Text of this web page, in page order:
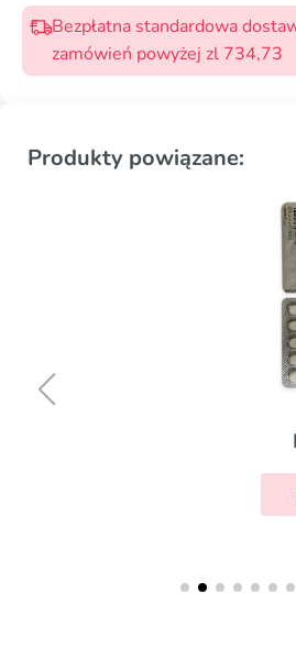
Bezpłatna standardowa
zamówień powyżej zl 734,73
Produkty powiązane:
Metformin